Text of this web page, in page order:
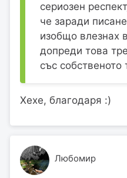
сериозен
че заради
изобщо влезнах
допреди това
със собственото
Хехе, благодаря :)
Любомир